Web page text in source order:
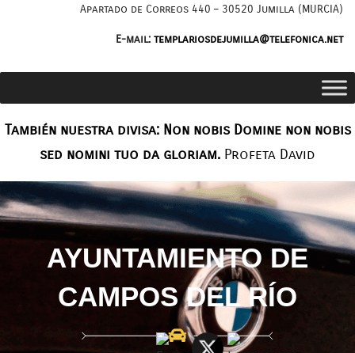
Apartado de Correos 440 – 30520 Jumilla (MURCIA)
E-mail: templariosdejumilla@telefonica.net
También nuestra divisa: Non nobis Domine non nobis
sed nomini tuo da gloriam. Profeta David
AYUNTAMIENTO DE
CAMPOS DEL RÍO